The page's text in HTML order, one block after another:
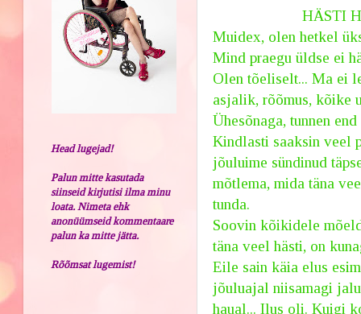
HÄSTI
Muidex, olen hetkel
Mind praegu üldse ei
Olen tõeliselt... Ma ei
asjalik, rõõmus, kõike
Ühesõnaga, tunnen
Kindlasti saaksin veel
jõuluime sündinud
mõtlema, mida täna
tunda.
Soovin kõikidele
täna veel hästi, on
Eile sain käia elus
jõuluajal niisamagi
haual... Ilus oli. Kuigi
Head lugejad!
Palun mitte kasutada
siinseid kirjutisi ilma minu
loata. Nimeta ehk
anonüümseid kommentaare
palun ka mitte jätta.
Rõõmsat lugemist!